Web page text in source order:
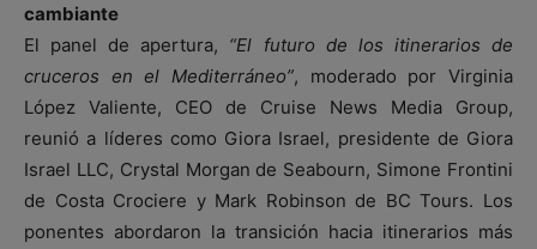
cambiante
El panel de apertura, “El futuro de los itinerarios de
cruceros en el Mediterráneo”, moderado por Virginia
López Valiente, CEO de Cruise News Media Group,
reunió a líderes como Giora Israel, presidente de Giora
Israel LLC, Crystal Morgan de Seabourn, Simone Frontini
de Costa Crociere y Mark Robinson de BC Tours. Los
ponentes abordaron la transición hacia itinerarios más